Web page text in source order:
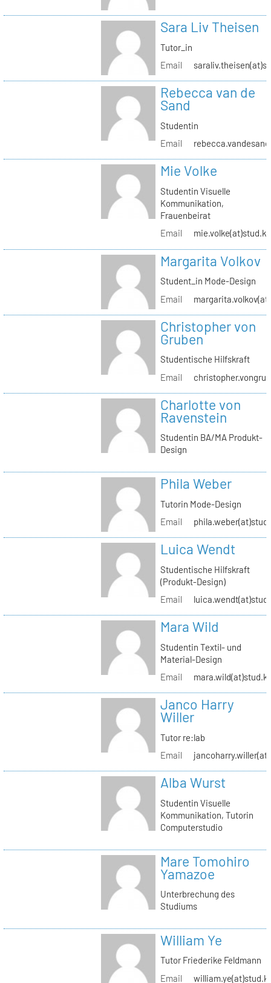
Sara Liv Theisen
Tutor_in
Email
Rebecca van de
Sand
Studentin
Email
Mie Volke
Studentin Visuelle
Kommunikation,
Frauenbeirat
Email
Margarita Volkov
Student_in Mode-Design
Email
Christopher von
Gruben
Studentische Hilfskraft
Email
Charlotte von
Ravenstein
Studentin BA/MA Produkt-
Design
Phila Weber
Tutorin Mode-Design
Email
Luica Wendt
Studentische Hilfskraft
(Produkt-Design)
Email
Mara Wild
Studentin Textil- und
Material-Design
Email
Janco Harry
Willer
Tutor re:lab
Email
Alba Wurst
Studentin Visuelle
Kommunikation, Tutorin
Computerstudio
Mare Tomohiro
Yamazoe
Unterbrechung des
Studiums
William Ye
Tutor Friederike Feldmann
Email